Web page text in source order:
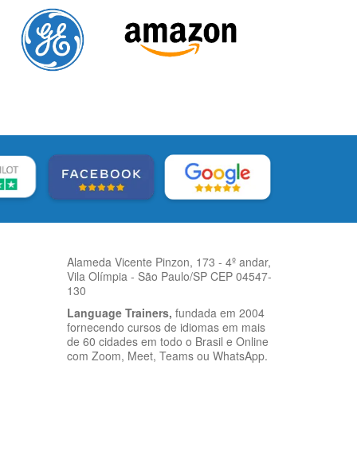
Alameda Vicente Pinzon, 173 - 4º andar,
Vila Olímpia - São Paulo/SP CEP 04547-
130
Language Trainers, fundada em 2004
fornecendo cursos de idiomas em mais
de 60 cidades em todo o Brasil e Online
com Zoom, Meet, Teams ou WhatsApp.